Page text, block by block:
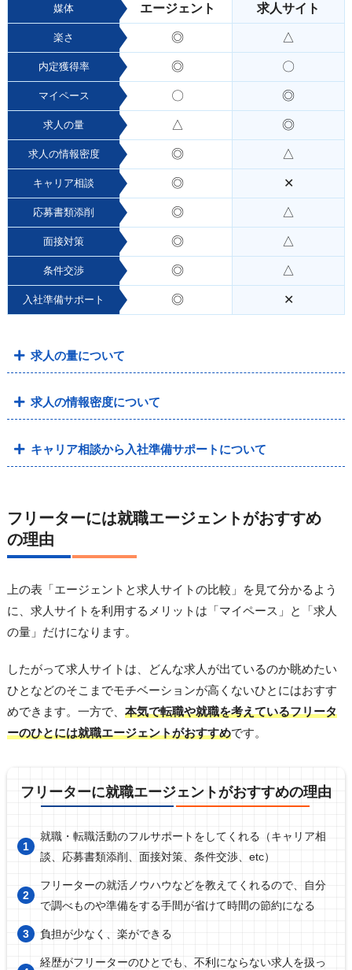
媒体 エージェント 求人サイト
楽さ ◎ △
内定獲得率 ◎ 〇
マイペース 〇 ◎
求人の量 △ ◎
求人の情報密度 ◎ △
キャリア相談 ◎ ✕
応募書類添削 ◎ △
面接対策 ◎ △
条件交渉 ◎ △
入社準備サポート ◎ ✕
求人の量について
求人の情報密度について
キャリア相談から入社準備サポートについて
フリーターには就職エージェントがおすすめ
の理由
上の表「エージェントと求人サイトの比較」を見て分かるよう
に、求人サイトを利用するメリットは「マイペース」と「求人
の量」だけになります。
したがって求人サイトは、どんな求人が出ているのか眺めたい
ひとなどのそこまでモチベーションが高くないひとにはおすす
めできます。一方で、 本気で転職や就職を考えているフリータ
ーのひとには就職エージェントがおすすめです。
フリーターに就職エージェントがおすすめの理由
就職・転職活動のフルサポートをしてくれる（キャリア相
談、応募書類添削、面接対策、条件交渉、etc）
フリーターの就活ノウハウなどを教えてくれるので、自分
で調べものや準備をする手間が省けて時間の節約になる
負担が少なく、楽ができる
経歴がフリーターのひとでも、不利にならない求人を扱っ